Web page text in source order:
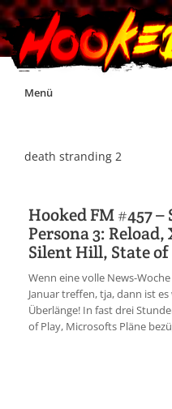
Skip
Menü
Impressum
Jobs
Discord
death stranding 2
Hooked FM #457 –
Persona 3:
Silent Hill, State
Wenn eine volle News-
Januar treffen, tja, dann ist
Überlänge! In fast drei
of Play, Microsofts Pläne